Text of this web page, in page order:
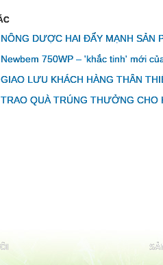
NÔNG DƯỢC HAI ĐẨY MẠNH SẢN
Newbem 750WP – 'khắc tinh' mới
GIAO LƯU KHÁCH HÀNG THÂN
TRAO QUÀ TRÚNG THƯỞNG CHO